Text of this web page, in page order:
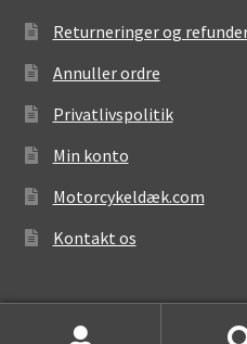
Returneringer og
Annuller ordre
Privatlivspolitik
Min konto
Motorcykeldæk.com
Kontakt os